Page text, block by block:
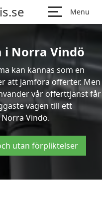
Menu
Norra Vindö
kan kännas som en
att jämföra offerter. Men
vår offerttjänst får
vägen till ett
Vindö.
utan förpliktelser